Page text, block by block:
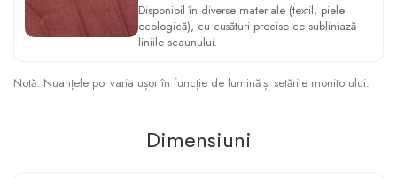
Disponibil în diverse materiale (textil, piele
ecologică), cu cusături precise ce subliniază
liniile scaunului.
Notă: Nuanțele pot varia ușor în funcție de lumină și setările monitorului.
Dimensiuni